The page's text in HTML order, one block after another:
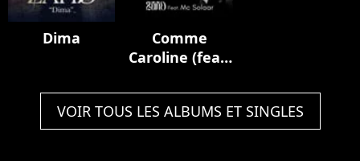
Dima
Comme
Caroline (feat.
VOIR TOUS LES ALBUMS ET SINGLES